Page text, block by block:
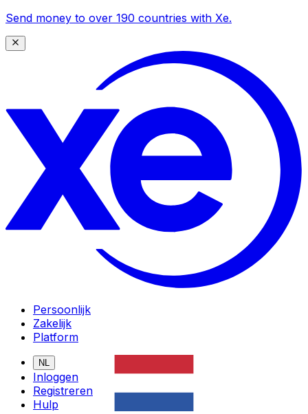
Send money to over 190 countries with Xe.
Persoonlijk
Zakelijk
Platform
NL
Inloggen
Registreren
Hulp